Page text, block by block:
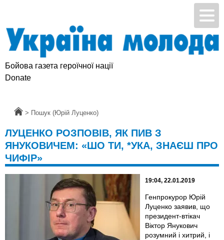
Бойова газета героїчної нації
Donate
Головна
> Пошук (Юрій Луценко)
ЛУЦЕНКО РОЗПОВІВ, ЯК ПИВ З
ЯНУКОВИЧЕМ: «ШО ТИ, *УКА, ЗНАЄШ ПРО
ЧИФІР»
19:04, 22.01.2019
Генпрокурор Юрій
Луценко заявив, що
президент-втікач
Віктор Янукович
розумний і хитрий, і